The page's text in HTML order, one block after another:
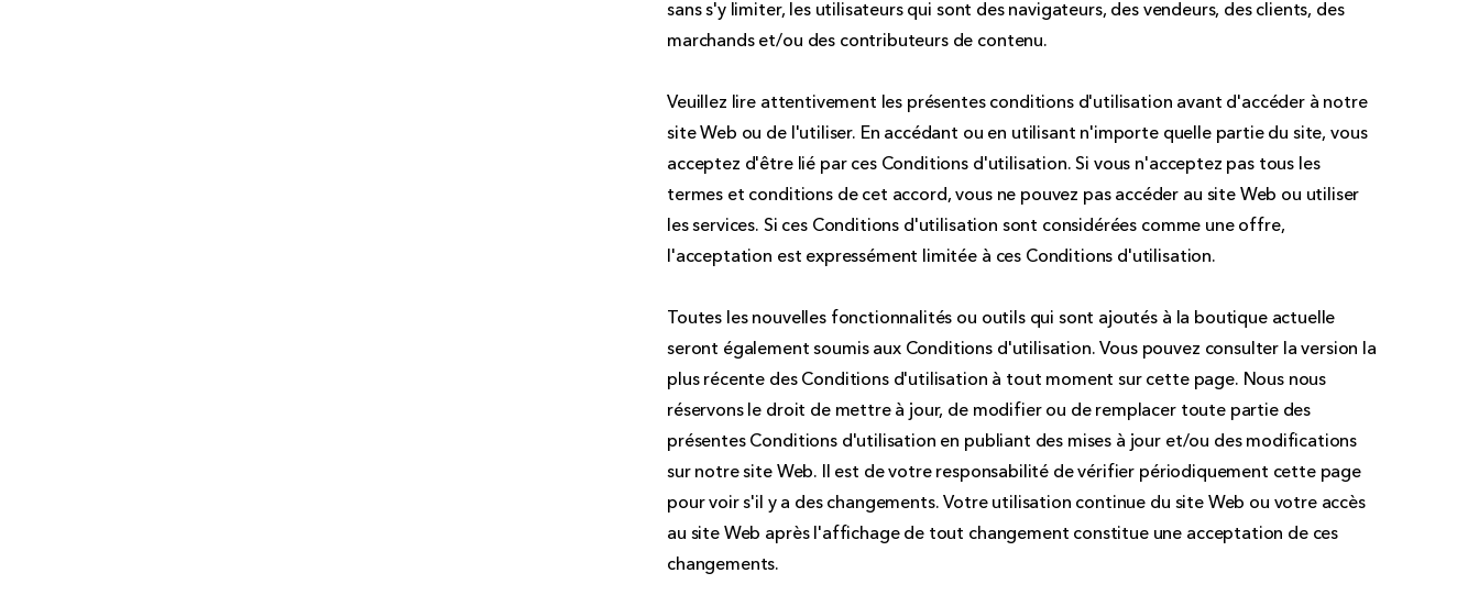
sans s'y limiter, les utilisateurs qui sont des navigateurs, des vendeurs, des clients, des
marchands et/ou des contributeurs de contenu.
Veuillez lire attentivement les présentes conditions d'utilisation avant d'accéder à notre
site Web ou de l'utiliser. En accédant ou en utilisant n'importe quelle partie du site, vous
acceptez d'être lié par ces Conditions d'utilisation. Si vous n'acceptez pas tous les
termes et conditions de cet accord, vous ne pouvez pas accéder au site Web ou utiliser
les services. Si ces Conditions d'utilisation sont considérées comme une offre,
l'acceptation est expressément limitée à ces Conditions d'utilisation.
Toutes les nouvelles fonctionnalités ou outils qui sont ajoutés à la boutique actuelle
seront également soumis aux Conditions d'utilisation. Vous pouvez consulter la version la
plus récente des Conditions d'utilisation à tout moment sur cette page. Nous nous
réservons le droit de mettre à jour, de modifier ou de remplacer toute partie des
présentes Conditions d'utilisation en publiant des mises à jour et/ou des modifications
sur notre site Web. Il est de votre responsabilité de vérifier périodiquement cette page
pour voir s'il y a des changements. Votre utilisation continue du site Web ou votre accès
au site Web après l'affichage de tout changement constitue une acceptation de ces
changements.